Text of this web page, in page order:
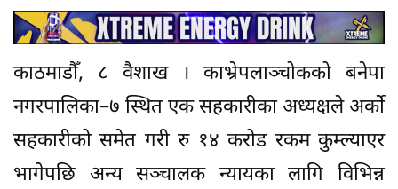
काठमाडौँ, ८ वैशाख । काभ्रेपलाञ्चोकको बनेपा
नगरपालिका–७ स्थित एक सहकारीका अध्यक्षले अर्को
सहकारीको समेत गरी रु १४ करोड रकम कुम्ल्याएर
भागेपछि अन्य सञ्चालक न्यायका लागि विभिन्न